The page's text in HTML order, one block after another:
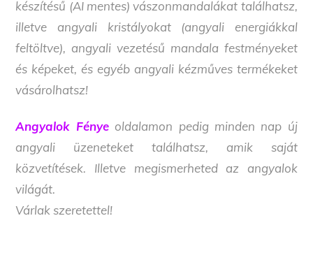
készítésű (AI mentes) vászonmandalákat találhatsz,
illetve angyali kristályokat (angyali energiákkal
feltöltve), angyali vezetésű mandala festményeket
és képeket, és egyéb angyali kézműves termékeket
vásárolhatsz!
Angyalok Fényeoldalamon pedig minden nap új
angyali üzeneteket találhatsz, amik saját
közvetítések. Illetve megismerheted az angyalok
világát.
Várlak szeretettel!